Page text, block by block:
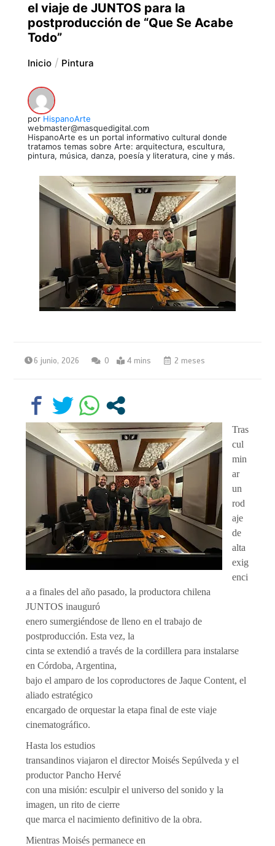
el viaje de JUNTOS para la
postproducción de “Que Se Acabe
Todo”
Inicio Pintura
por HispanoArte
webmaster@masquedigital.com
HispanoArte es un portal informativo cultural donde
tratamos temas sobre Arte: arquitectura, escultura,
pintura, música, danza, poesía y literatura, cine y más.
6 junio, 2026 0 4 mins 2 meses
Tras
cul
min
ar
un
rod
aje
de
alta
exig
enci
a a finales del año pasado, la productora chilena
JUNTOS inauguró
enero sumergiéndose de lleno en el trabajo de
postproducción. Esta vez, la
cinta se extendió a través de la cordillera para instalarse
en Córdoba, Argentina,
bajo el amparo de los coproductores de Jaque Content, el
aliado estratégico
encargado de orquestar la etapa final de este viaje
cinematográfico.
Hasta los estudios
transandinos viajaron el director Moisés Sepúlveda y el
productor Pancho Hervé
con una misión: esculpir el universo del sonido y la
imagen, un rito de cierre
que marca el nacimiento definitivo de la obra.
Mientras Moisés permanece en